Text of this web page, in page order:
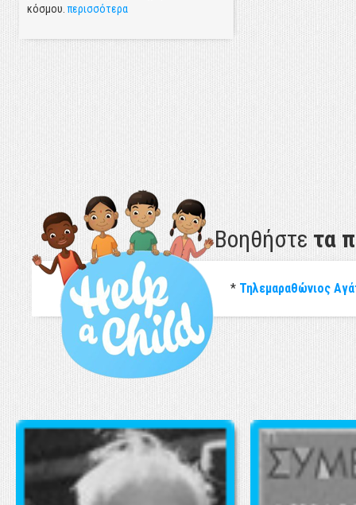
κόσμου.περισσότερα
Βοηθήστε τα
* Τηλεμαραθώνιος
ΕΚΘΕΣΗ UNICEF: "Η ΚΑΤΑΣΤΑΣΗ ΤΩΝ ΠΑΙΔΙΩΝ ΣΤΗΝ ΕΛΛΑΔΑ 2017"